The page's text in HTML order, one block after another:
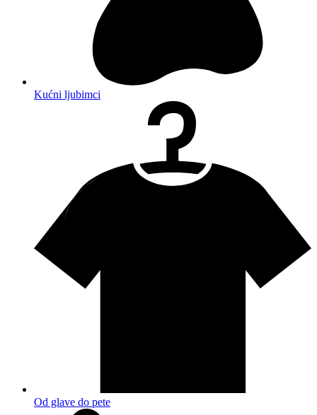
Kućni ljubimci
Od glave do pete